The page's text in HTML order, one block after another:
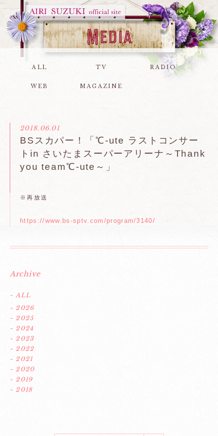
ALL TV RADIO
WEB MAGAZINE
2018.06.01
BSスカパー！「℃-ute ラストコンサー
トin さいたまスーパーアリーナ～Thank
you team℃-ute～」
※再放送
https://www.bs-sptv.com/program/3140/
Archive
- ALL
- 2026
- 2025
- 2024
- 2023
- 2022
- 2021
- 2020
- 2019
- 2018